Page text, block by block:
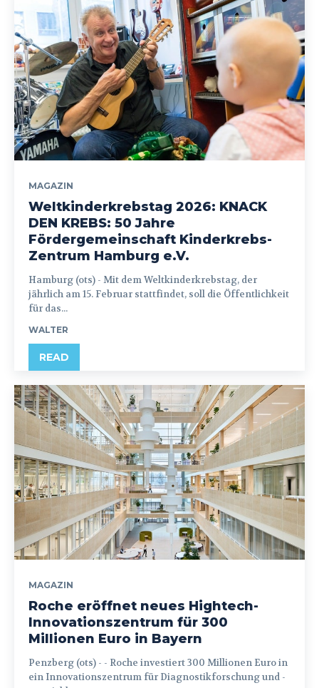
MAGAZIN
Weltkinderkrebstag 2026: KNACK
DEN KREBS: 50 Jahre
Fördergemeinschaft Kinderkrebs-
Zentrum Hamburg e.V.
Hamburg (ots) - Mit dem Weltkinderkrebstag, der
jährlich am 15. Februar stattfindet, soll die Öffentlichkeit
für das...
WALTER
READ
MAGAZIN
Roche eröffnet neues Hightech-
Innovationszentrum für 300
Millionen Euro in Bayern
Penzberg (ots) - - Roche investiert 300 Millionen Euro in
ein Innovationszentrum für Diagnostikforschung und -